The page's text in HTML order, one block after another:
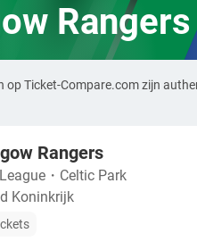
op Ticket-Compare.com zijn
Rangers
・ Celtic Park
Koninkrijk